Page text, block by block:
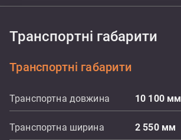
Транспортні габарити
Транспортні габарити
Транспортна довжина 10 100 мм
Транспортна ширина 2 550 мм